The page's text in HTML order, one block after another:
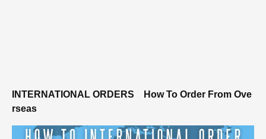
INTERNATIONAL ORDERS
How To Order From Ove
rseas